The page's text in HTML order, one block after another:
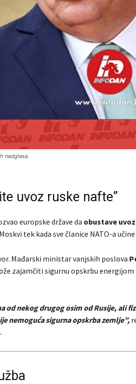
nadglasa.
uvoz ruske nafte”
europske države da obustave
tek kada sve članice NATO-a
Mađarski ministar vanjskih poslova
zajamčiti sigurnu opskrbu energijom
od nekog drugog osim od Rusije, ali
nemoguća sigurna opskrba zemlje”,